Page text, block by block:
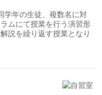
学年の生徒、複数名に対
ムにて授業を行う演習形
説を繰り返す授業となり